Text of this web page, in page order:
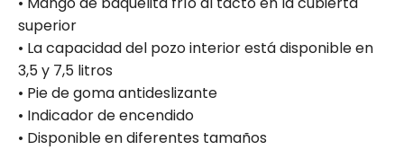
superior
• La capacidad del pozo interior está disponible en
3,5 y 7,5 litros
• Pie de goma antideslizante
• Indicador de encendido
• Disponible en diferentes tamaños